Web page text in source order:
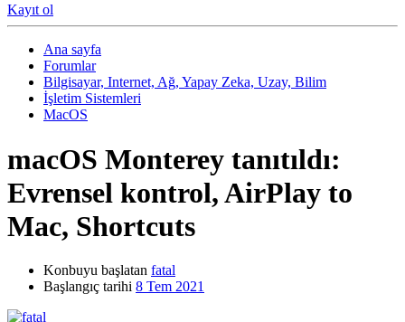
Kayıt ol
Ana sayfa
Forumlar
Bilgisayar, Internet, Ağ, Yapay Zeka, Uzay, Bilim
İşletim Sistemleri
MacOS
macOS Monterey tanıtıldı:
Evrensel kontrol, AirPlay to
Mac, Shortcuts
Konbuyu başlatan fatal
Başlangıç tarihi 8 Tem 2021